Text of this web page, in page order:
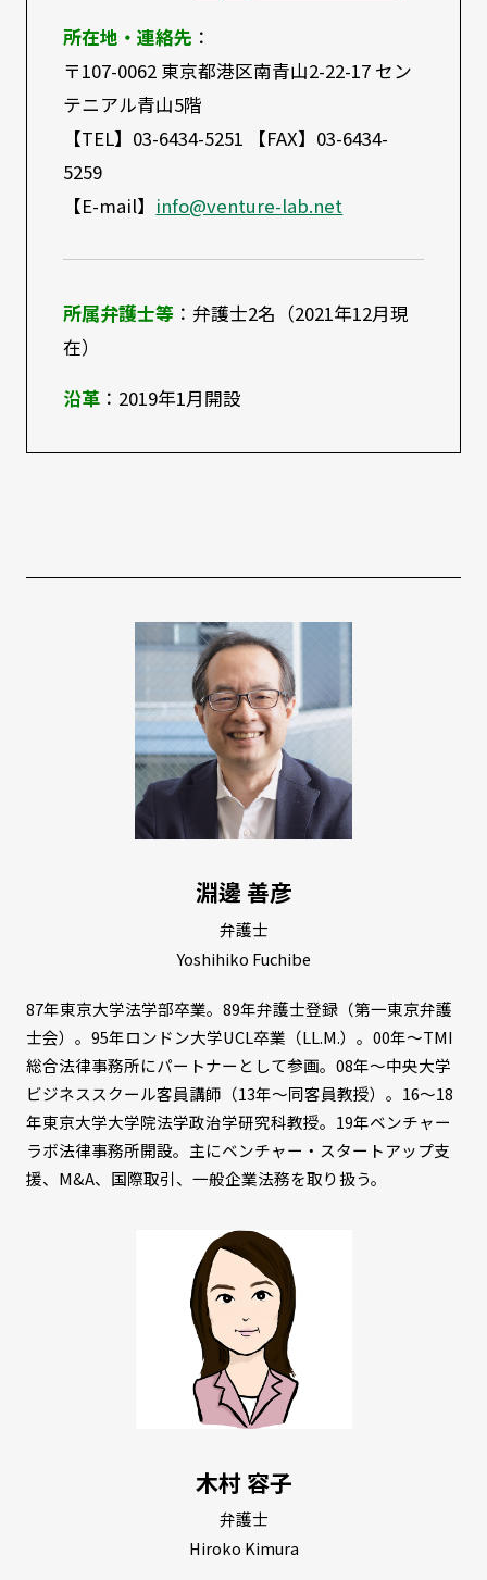
所在地・連絡先 ：
〒107-0062 東京都港区南青山2-22-17 セン
テニアル青山5階
【TEL】03-6434-5251 【FAX】03-6434-
5259
【E-mail】 info@venture-lab.net
所属弁護士等 ：弁護士2名（2021年12月現
在）
沿革 ：2019年1月開設
淵邊 善彦
弁護士
Yoshihiko Fuchibe
87年東京大学法学部卒業。89年弁護士登録（第一東京弁護
士会）。95年ロンドン大学UCL卒業（LL.M.）。00年～TMI
総合法律事務所にパートナーとして参画。08年～中央大学
ビジネススクール客員講師（13年～同客員教授）。16～18
年東京大学大学院法学政治学研究科教授。19年ベンチャー
ラボ法律事務所開設。主にベンチャー・スタートアップ支
援、M&A、国際取引、一般企業法務を取り扱う。
木村 容子
弁護士
Hiroko Kimura